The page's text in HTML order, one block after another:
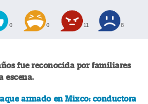
0 0 11 8
fue reconocida por familiares
escena.
armado en Mixco: conductora